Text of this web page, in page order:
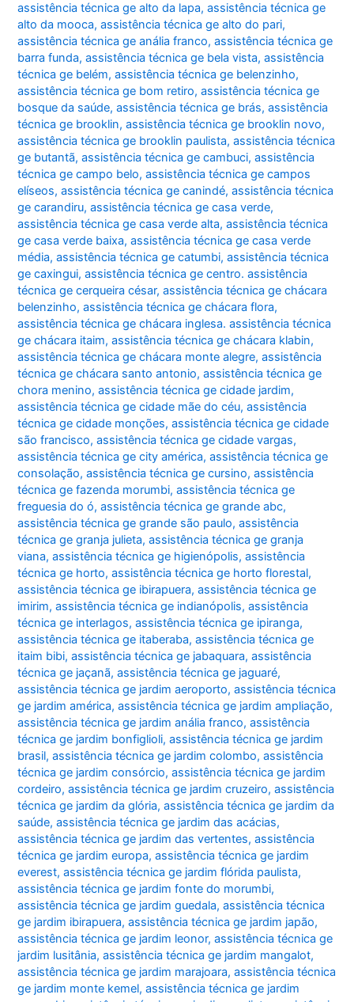
assistência técnica ge alto da lapa,assistência técnica ge
alto da mooca,assistência técnica ge alto do pari,
assistência técnica ge anália franco,assistência técnica ge
barra funda,assistência técnica ge bela vista,assistência
técnica ge belém,assistência técnica ge belenzinho,
assistência técnica ge bom retiro,assistência técnica ge
bosque da saúde,assistência técnica ge brás,assistência
técnica ge brooklin,assistência técnica ge brooklin novo,
assistência técnica ge brooklin paulista,assistência técnica
ge butantã,assistência técnica ge cambuci,assistência
técnica ge campo belo,assistência técnica ge campos
elíseos,assistência técnica ge canindé,assistência técnica
ge carandiru,assistência técnica ge casa verde,
assistência técnica ge casa verde alta,assistência técnica
ge casa verde baixa,assistência técnica ge casa verde
média,assistência técnica ge catumbi,assistência técnica
ge caxingui,assistência técnica ge centro. assistência
técnica ge cerqueira césar,assistência técnica ge chácara
belenzinho,assistência técnica ge chácara flora,
assistência técnica ge chácara inglesa. assistência técnica
ge chácara itaim,assistência técnica ge chácara klabin,
assistência técnica ge chácara monte alegre,assistência
técnica ge chácara santo antonio,assistência técnica ge
chora menino,assistência técnica ge cidade jardim,
assistência técnica ge cidade mãe do céu,assistência
técnica ge cidade monções,assistência técnica ge cidade
são francisco,assistência técnica ge cidade vargas,
assistência técnica ge city américa,assistência técnica ge
consolação,assistência técnica ge cursino,assistência
técnica ge fazenda morumbi,assistência técnica ge
freguesia do ó,assistência técnica ge grande abc,
assistência técnica ge grande são paulo,assistência
técnica ge granja julieta,assistência técnica ge granja
viana,assistência técnica ge higienópolis,assistência
técnica ge horto,assistência técnica ge horto florestal,
assistência técnica ge ibirapuera,assistência técnica ge
imirim,assistência técnica ge indianópolis,assistência
técnica ge interlagos,assistência técnica ge ipiranga,
assistência técnica ge itaberaba,assistência técnica ge
itaim bibi,assistência técnica ge jabaquara,assistência
técnica ge jaçanã,assistência técnica ge jaguaré,
assistência técnica ge jardim aeroporto,assistência técnica
ge jardim américa,assistência técnica ge jardim ampliação,
assistência técnica ge jardim anália franco,assistência
técnica ge jardim bonfiglioli,assistência técnica ge jardim
brasil,assistência técnica ge jardim colombo,assistência
técnica ge jardim consórcio,assistência técnica ge jardim
cordeiro,assistência técnica ge jardim cruzeiro,assistência
técnica ge jardim da glória,assistência técnica ge jardim da
saúde,assistência técnica ge jardim das acácias,
assistência técnica ge jardim das vertentes,assistência
técnica ge jardim europa,assistência técnica ge jardim
everest,assistência técnica ge jardim flórida paulista,
assistência técnica ge jardim fonte do morumbi,
assistência técnica ge jardim guedala,assistência técnica
ge jardim ibirapuera,assistência técnica ge jardim japão,
assistência técnica ge jardim leonor,assistência técnica ge
jardim lusitânia,assistência técnica ge jardim mangalot,
assistência técnica ge jardim marajoara,assistência técnica
ge jardim monte kemel,assistência técnica ge jardim